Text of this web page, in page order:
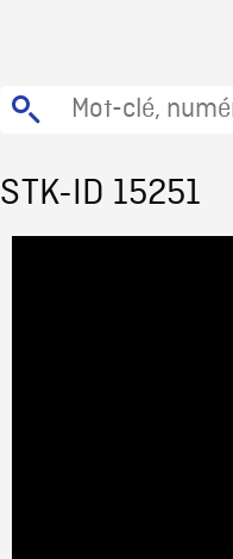
STK-ID 15251